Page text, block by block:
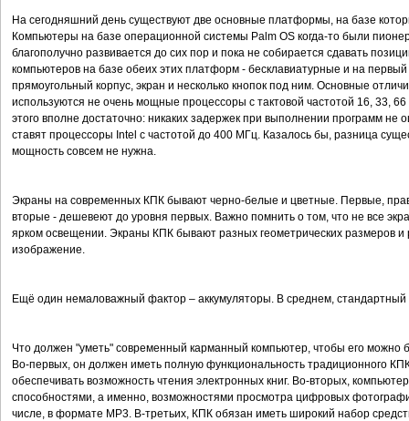
На сегодняшний день существуют две основные платформы, на базе
Компьютеры на базе операционной системы Palm OS когда-то были
благополучно развивается до сих пор и пока не собирается сдавать
компьютеров на базе обеих этих платформ - бесклавиатурные и на первый
прямоугольный корпус, экран и несколько кнопок под ним. Основные
используются не очень мощные процессоры с тактовой частотой 16, 33,
этого вполне достаточно: никаких задержек при выполнении программ
ставят процессоры Intel с частотой до 400 МГц. Казалось бы, разница
мощность совсем не нужна.
Экраны на современных КПК бывают черно-белые и цветные. Первые,
вторые - дешевеют до уровня первых. Важно помнить о том, что не все
ярком освещении. Экраны КПК бывают разных геометрических размеров
изображение.
Ещё один немаловажный фактор – аккумуляторы. В среднем, стандартный
Что должен "уметь" современный карманный компьютер, чтобы его можно
Во-первых, он должен иметь полную функциональность традиционного
обеспечивать возможность чтения электронных книг. Во-вторых,
способностями, а именно, возможностями просмотра цифровых
числе, в формате MP3. В-третьих, КПК обязан иметь широкий набор